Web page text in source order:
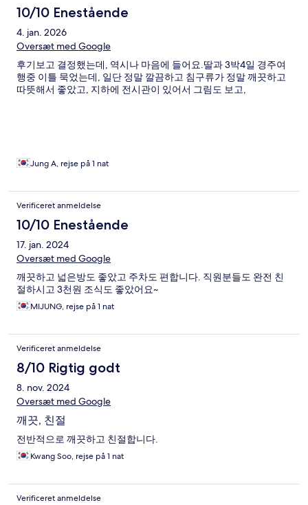
10/10 Enestående
4. jan. 2026
Oversæt med Google
후기보고 결정했는데, 역시나 마음에 들어요.딸과 3박4일 경주여
행중 이틀 묵었는데, 일단 정말 깔끔하고 침구류가 정말 깨끗하고
따뜻해서 좋았고, 지하에 전시관이 있어서 그림도 보고,
Jung A, rejse på 1 nat
Verificeret anmeldelse
10/10 Enestående
17. jan. 2024
Oversæt med Google
깨끗하고 넓은방도 좋았고 주차도 편합니다. 직원분들도 완전 친
절하시고 3천원 조식도 좋았어요~
MIJUNG, rejse på 1 nat
Verificeret anmeldelse
8/10 Rigtig godt
8. nov. 2024
Oversæt med Google
깨끗, 친절
전반적으로 깨끗하고 친절합니다.
Kwang Soo, rejse på 1 nat
Verificeret anmeldelse